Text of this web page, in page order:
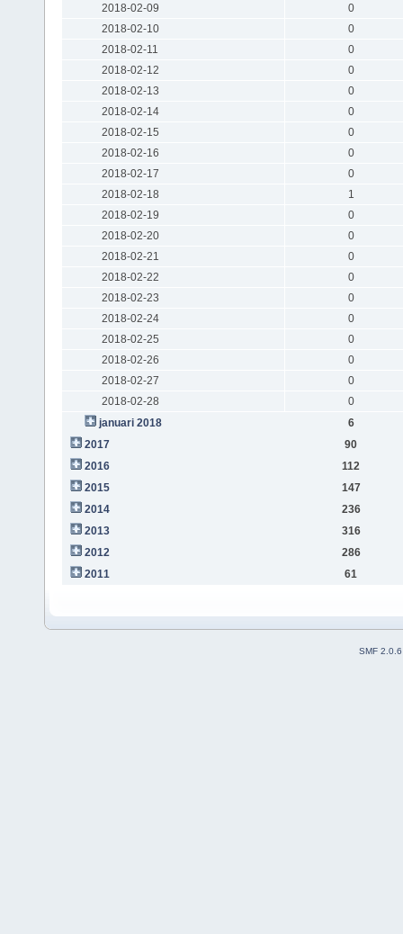
2018-02-09
0
2018-02-10
0
2018-02-11
0
2018-02-12
0
2018-02-13
0
2018-02-14
0
2018-02-15
0
2018-02-16
0
2018-02-17
0
2018-02-18
1
2018-02-19
0
2018-02-20
0
2018-02-21
0
2018-02-22
0
2018-02-23
0
2018-02-24
0
2018-02-25
0
2018-02-26
0
2018-02-27
0
2018-02-28
0
januari 2018
6
2017
90
2016
112
2015
147
2014
236
2013
316
2012
286
2011
61
SMF 2.0.6